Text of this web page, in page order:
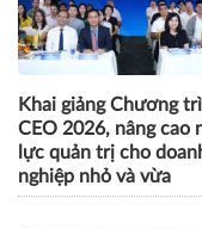
Khai giảng Chương
CEO 2026, nâng cao
lực quản trị cho
nghiệp nhỏ và vừa